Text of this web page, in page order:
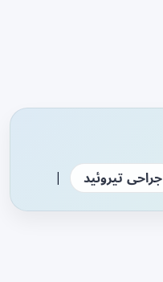
جراحی تیروئید |